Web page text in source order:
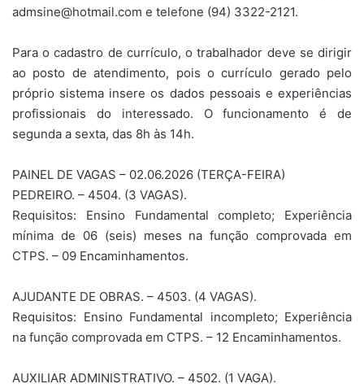
admsine@hotmail.com e telefone (94) 3322-2121.
Para o cadastro de currículo, o trabalhador deve se dirigir
ao posto de atendimento, pois o currículo gerado pelo
próprio sistema insere os dados pessoais e experiências
profissionais do interessado. O funcionamento é de
segunda a sexta, das 8h às 14h.
PAINEL DE VAGAS – 02.06.2026 (TERÇA-FEIRA)
PEDREIRO. – 4504. (3 VAGAS).
Requisitos: Ensino Fundamental completo; Experiência
mínima de 06 (seis) meses na função comprovada em
CTPS. – 09 Encaminhamentos.
AJUDANTE DE OBRAS. – 4503. (4 VAGAS).
Requisitos: Ensino Fundamental incompleto; Experiência
na função comprovada em CTPS. – 12 Encaminhamentos.
AUXILIAR ADMINISTRATIVO. – 4502. (1 VAGA).